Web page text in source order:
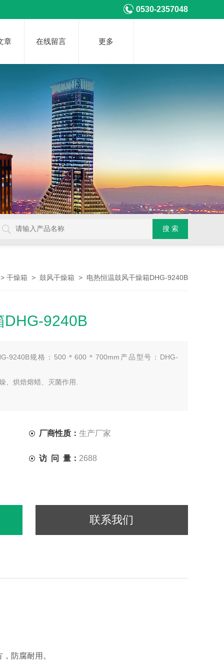
0530-2357048
章 在线留言 更多
> 干燥箱 > 鼓风干燥箱 > 电热恒温鼓风干燥箱DHG-9240B
DHG-9240B
9240B规格：500＊600＊700mm产品型号：DHG-
、烘焙熔蜡、灭菌作用.
厂商性质： 生产厂家
访 问 量： 2688
联系我们
防腐耐用。